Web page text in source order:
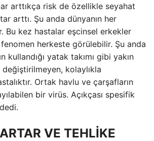
arttıkça risk de özellikle seyahat
arttı. Şu anda dünyanın her
Bu kez hastalar eşcinsel erkekler
fenomen herkeste görülebilir. Şu anda
kullandığı yatak takımı gibi yakın
kolaylıkla
Ortak havlu ve çarşafların
bir virüs. Açıkçası spesifik
VE TEHLİKE